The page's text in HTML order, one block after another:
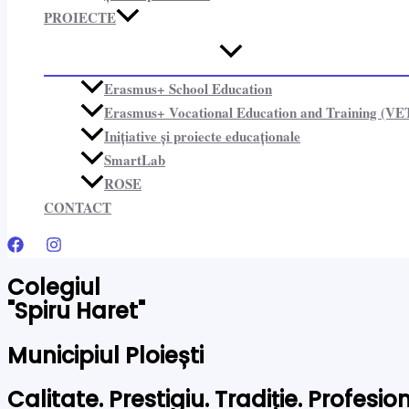
PROIECTE​
Erasmus+ School Education
Erasmus+ Vocational Education and Training
Inițiative și proiecte educaționale​
SmartLab
ROSE
CONTACT
Colegiul
"Spiru Haret"
Municipiul Ploiești
Calitate. Prestigiu. Tradiție.